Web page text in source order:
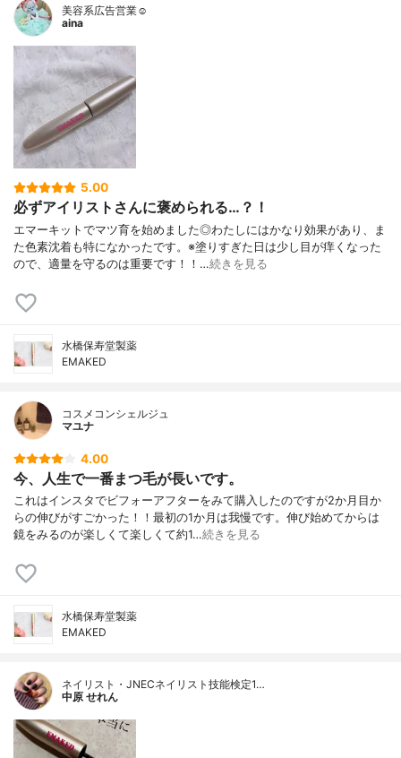
美容系広告営業☺︎
aina
5.00
必ずアイリストさんに褒められる…？！
エマーキットでマツ育を始めました◎わたしにはかなり効果があり、ま
た色素沈着も特になかったです。※塗りすぎた日は少し目が痒くなった
ので、適量を守るのは重要です！！…続きを見る
水橋保寿堂製薬
EMAKED
コスメコンシェルジュ
マユナ
4.00
今、人生で一番まつ毛が長いです。
これはインスタでビフォーアフターをみて購入したのですが2か月目か
らの伸びがすごかった！！最初の1か月は我慢です。伸び始めてからは
鏡をみるのが楽しくて楽しくて約1…続きを見る
水橋保寿堂製薬
EMAKED
ネイリスト・JNECネイリスト技能検定1…
中原 せれん